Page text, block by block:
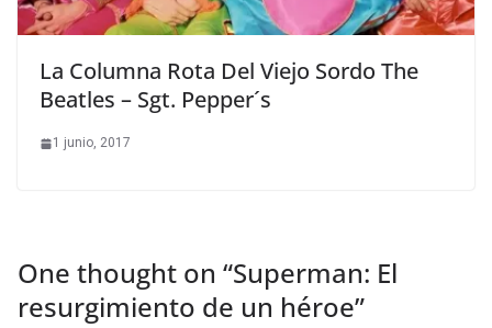
La Columna Rota Del Viejo Sordo The
Beatles – Sgt. Pepper´s
1 junio, 2017
One thought on “Superman: El
resurgimiento de un héroe”